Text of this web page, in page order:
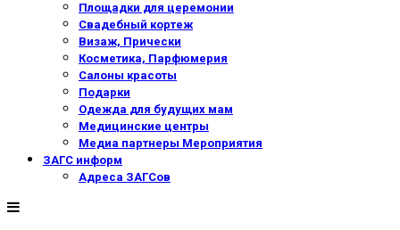
Площадки для церемонии
Свадебный кортеж
Визаж, Прически
Косметика, Парфюмерия
Салоны красоты
Подарки
Одежда для будущих мам
Медицинские центры
Медиа партнеры Мероприятия
ЗАГС информ
Адреса ЗАГСов